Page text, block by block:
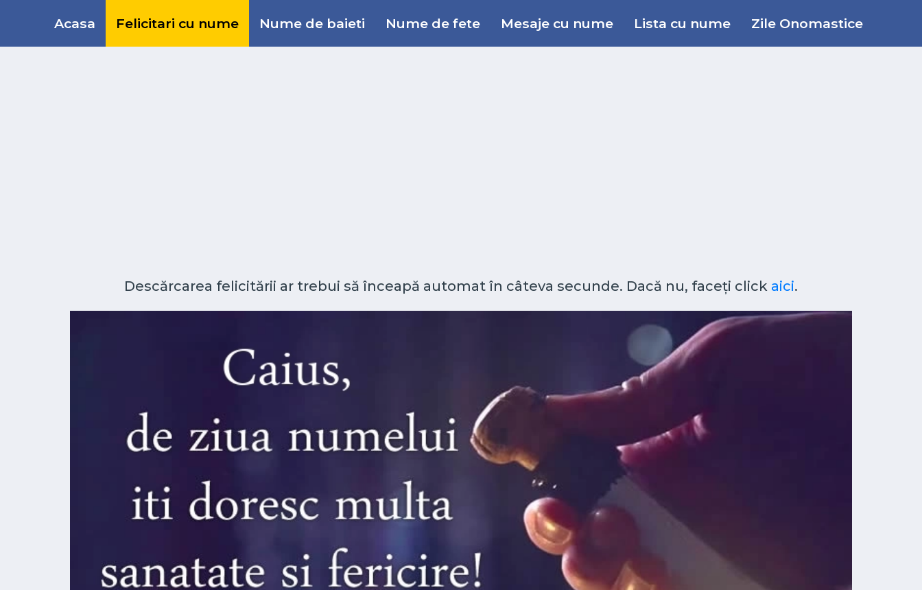
Acasa Felicitari cu nume Nume de baieti Nume de fete Mesaje cu nume Lista cu nume Zile Onomastice
Descărcarea felicitării ar trebui să înceapă automat în câteva secunde. Dacă nu, faceți click aici.